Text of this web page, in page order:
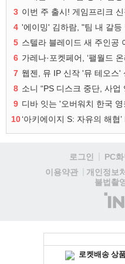
3 이번 주 출시! 게임프리크
4 '에이밍' 김하람, "팀 내 갈
5
6 가레나·포켓페어, ‘팰월드
7 웹젠, 뮤 IP 신작 '뮤 테오스'
8 소니 “PS 디스크 중단, 사업
9 디바 잇는 '오버워치 한국
10‘아키에이지 S: 자유의 해협
로그인 PC화
이용약관
개인정보
불법촬